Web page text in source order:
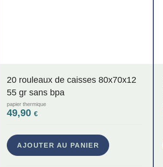
20 rouleaux de caisses 80x70x12
55 gr sans bpa
papier thermique
49,90€
AJOUTER AU PANIER